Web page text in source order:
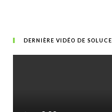
DERNIÈRE VIDÉO DE SOLUCE